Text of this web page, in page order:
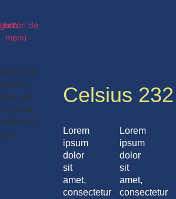
Celsius 232
Lorem
ipsum
dolor
sit
amet,
consectetur
Lorem
ipsum
dolor
sit
amet,
consectetur